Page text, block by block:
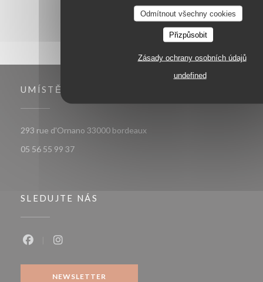
Odmítnout všechny cookies
Přizpůsobit
Zásady ochrany osobních údajů
undefined
UMÍSTĚNÍ
293 rue d'Ornano 33000 bordeaux
05 56 55 99 37
SLEDUJTE NÁS
NEWSLETTER